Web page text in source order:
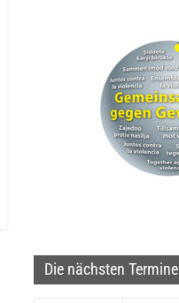
Die nächsten Termine